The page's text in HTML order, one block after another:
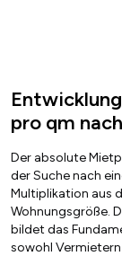
pro qm
Der absolute
der Suche nach
Multiplikation aus
Wohnungsgröße.
bildet das
sowohl